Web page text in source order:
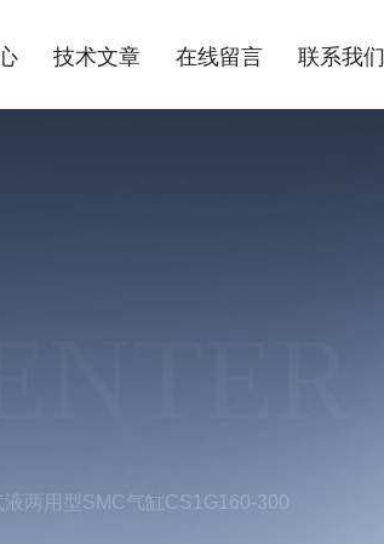
技术文章 在线留言 联系我们
液两用型SMC气缸CS1G160-300